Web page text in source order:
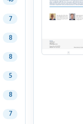
7
8
8
5
8
7